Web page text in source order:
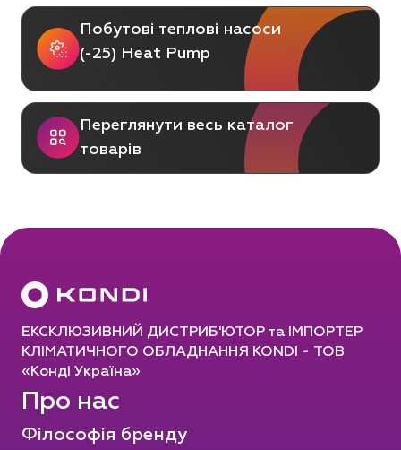
Побутові теплові насоси
(-25) Heat Pump
Переглянути весь каталог
товарів
ЕКСКЛЮЗИВНИЙ ДИСТРИБ'ЮТОР та ІМПОРТЕР
КЛІМАТИЧНОГО ОБЛАДНАННЯ KONDI - ТОВ
«Конді Україна»
Про нас
Філософія бренду